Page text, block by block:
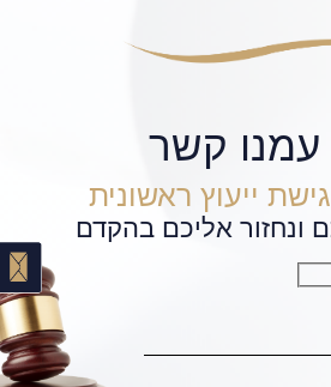
עמנו קשר
ייעוץ ראשונית
ונחזור אליכם בהקדם